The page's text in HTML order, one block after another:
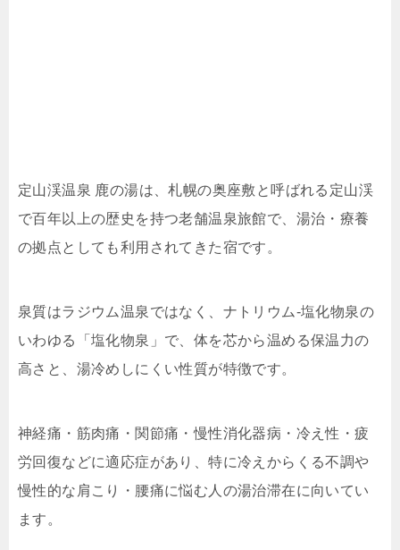
定山渓温泉 鹿の湯は、札幌の奥座敷と呼ばれる定山渓
で百年以上の歴史を持つ老舗温泉旅館で、湯治・療養
の拠点としても利用されてきた宿です。
泉質はラジウム温泉ではなく、ナトリウム‐塩化物泉の
いわゆる「塩化物泉」で、体を芯から温める保温力の
高さと、湯冷めしにくい性質が特徴です。
神経痛・筋肉痛・関節痛・慢性消化器病・冷え性・疲
労回復などに適応症があり、特に冷えからくる不調や
慢性的な肩こり・腰痛に悩む人の湯治滞在に向いてい
ます。